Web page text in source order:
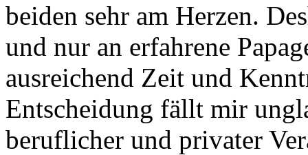
beiden sehr am Herzen.
und nur an erfahrene
ausreichend Zeit und
Entscheidung fällt mir
beruflicher und privater